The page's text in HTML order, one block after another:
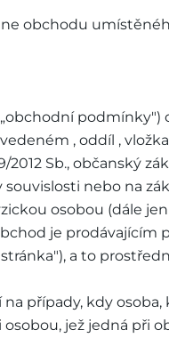
obchodu
, oddíl ,
2012 Sb., občanský
nebo na
osobou (dále
je prodávajícím
a to
případy, kdy
jež jedná při